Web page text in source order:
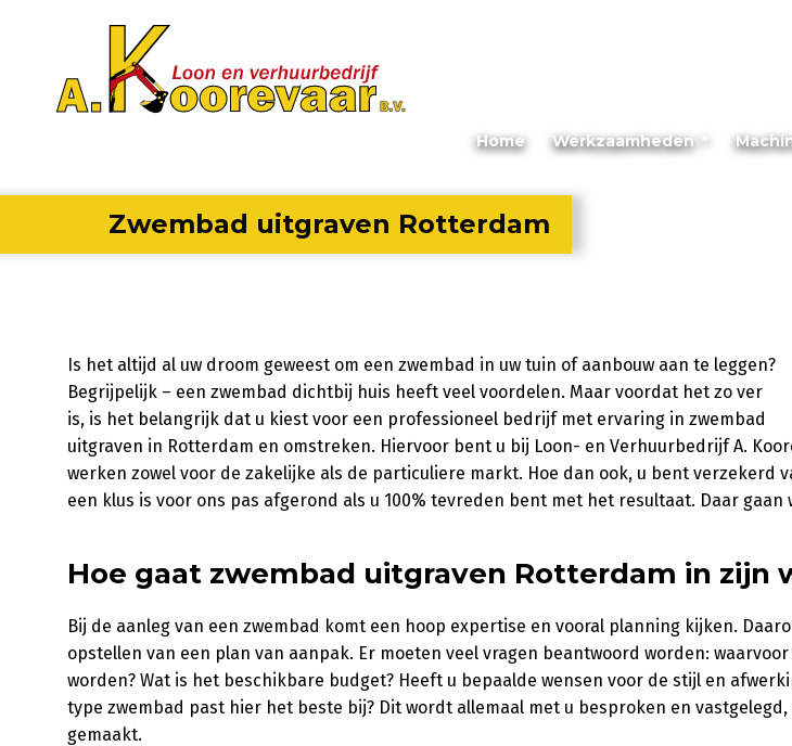
Home Werkzaamheden
Zwembad uitgraven Rotterdam
Is het altijd al uw droom geweest om een zwembad in uw tuin of aanbouw aan te leggen?
Begrijpelijk – een zwembad dichtbij huis heeft veel voordelen. Maar voordat het zo ver
is, is het belangrijk dat u kiest voor een professioneel bedrijf met ervaring in zwembad
uitgraven in Rotterdam en omstreken. Hiervoor bent u bij Loon- en Verhuurbedrijf A.
werken zowel voor de zakelijke als de particuliere markt. Hoe dan ook, u bent verzekerd
een klus is voor ons pas afgerond als u 100% tevreden bent met het resultaat. Daar gaan
Hoe gaat zwembad uitgraven Rotterdam in zijn
Bij de aanleg van een zwembad komt een hoop expertise en vooral planning kijken.
opstellen van een plan van aanpak. Er moeten veel vragen beantwoord worden:
worden? Wat is het beschikbare budget? Heeft u bepaalde wensen voor de stijl en
type zwembad past hier het beste bij? Dit wordt allemaal met u besproken en
gemaakt.